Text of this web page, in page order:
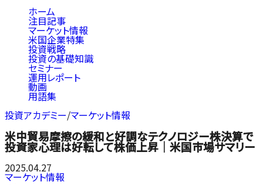
ホーム
注目記事
マーケット情報
米国企業特集
投資戦略
投資の基礎知識
セミナー
運用レポート
動画
用語集
投資アカデミー/マーケット情報
米中貿易摩擦の緩和と好調なテクノロジー株決算で
投資家心理は好転して株価上昇｜米国市場サマリー
2025.04.27
マーケット情報